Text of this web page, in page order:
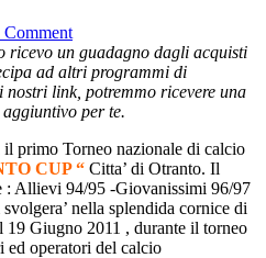
Comment
un guadagno dagli acquisti
ad altri programmi di
link, potremmo ricevere una
per te.
il primo Torneo nazionale di calcio
CUP “ Citta’ di Otranto. Il
: Allievi 94/95 -Giovanissimi 96/97
nella splendida cornice di
Giugno 2011 , durante il torneo
ed operatori del calcio